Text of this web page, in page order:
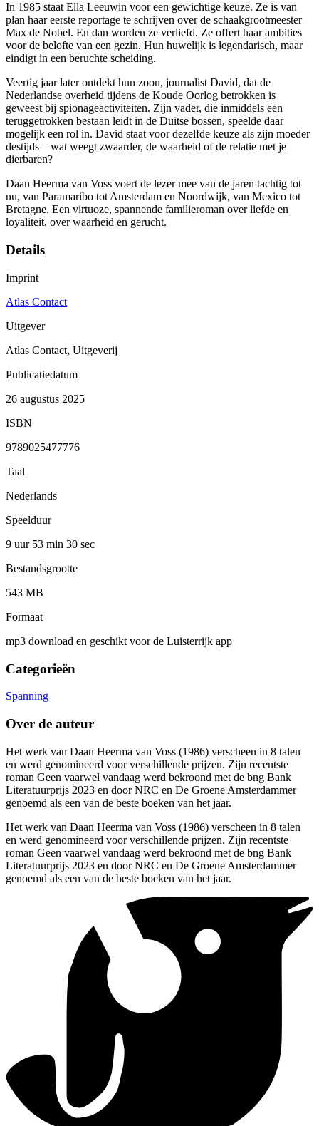
In 1985 staat Ella Leeuwin voor een gewichtige keuze. Ze is van
plan haar eerste reportage te schrijven over de schaakgrootmeester
Max de Nobel. En dan worden ze verliefd. Ze offert haar ambities
voor de belofte van een gezin. Hun huwelijk is legendarisch, maar
eindigt in een beruchte scheiding.
Veertig jaar later ontdekt hun zoon, journalist David, dat de
Nederlandse overheid tijdens de Koude Oorlog betrokken is
geweest bij spionageactiviteiten. Zijn vader, die inmiddels een
teruggetrokken bestaan leidt in de Duitse bossen, speelde daar
mogelijk een rol in. David staat voor dezelfde keuze als zijn moeder
destijds – wat weegt zwaarder, de waarheid of de relatie met je
dierbaren?
Daan Heerma van Voss voert de lezer mee van de jaren tachtig tot
nu, van Paramaribo tot Amsterdam en Noordwijk, van Mexico tot
Bretagne. Een virtuoze, spannende familieroman over liefde en
loyaliteit, over waarheid en gerucht.
Details
Imprint
Atlas Contact
Uitgever
Atlas Contact, Uitgeverij
Publicatiedatum
26 augustus 2025
ISBN
9789025477776
Taal
Nederlands
Speelduur
9 uur 53 min 30 sec
Bestandsgrootte
543 MB
Formaat
mp3 download en geschikt voor de Luisterrijk app
Categorieën
Spanning
Over de auteur
Het werk van Daan Heerma van Voss (1986) verscheen in 8 talen
en werd genomineerd voor verschillende prijzen. Zijn recentste
roman Geen vaarwel vandaag werd bekroond met de bng Bank
Literatuurprijs 2023 en door NRC en De Groene Amsterdammer
genoemd als een van de beste boeken van het jaar.
Het werk van Daan Heerma van Voss (1986) verscheen in 8 talen
en werd genomineerd voor verschillende prijzen. Zijn recentste
roman Geen vaarwel vandaag werd bekroond met de bng Bank
Literatuurprijs 2023 en door NRC en De Groene Amsterdammer
genoemd als een van de beste boeken van het jaar.